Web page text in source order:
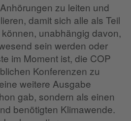
zu leiten und
damit sich alle als Teil
unabhängig davon,
sein werden oder
im Moment ist, die COP
Konferenzen zu
weitere Ausgabe
gab, sondern als einen
benötigten Klimawende.